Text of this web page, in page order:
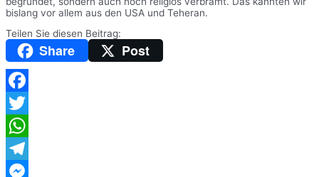
bislang vor allem aus den USA und Teheran.
Teilen Sie diesen Beitrag:
Share Post
Facebook
Twitter
WhatsApp
Telegram